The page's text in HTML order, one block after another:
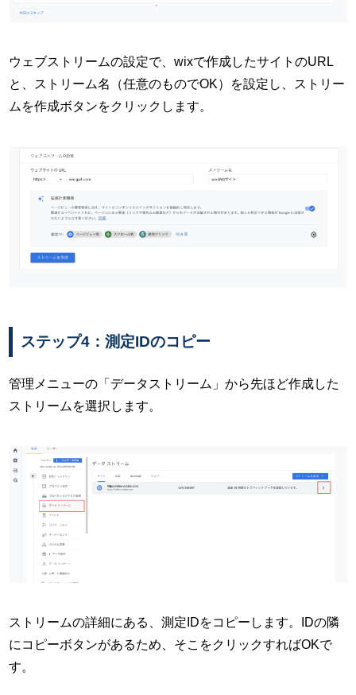
ウェブストリームの設定で、wixで作成したサイトのURL
と、ストリーム名（任意のものでOK）を設定し、ストリー
ムを作成ボタンをクリックします。
ステップ4：測定IDのコピー
管理メニューの「データストリーム」から先ほど作成した
ストリームを選択します。
ストリームの詳細にある、測定IDをコピーします。IDの隣
にコピーボタンがあるため、そこをクリックすればOKで
す。